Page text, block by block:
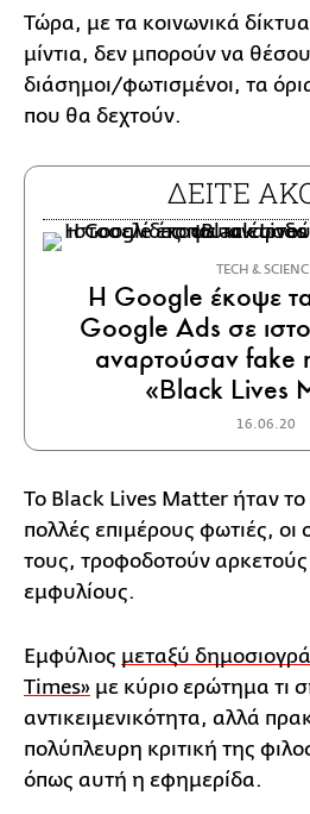
Τώρα, με τα κοινωνικά
μίντια, δεν μπορούν να θέσουν
διάσημοι/φωτισμένοι, τα
που θα δεχτούν.
ΔΕΙΤΕ
ΤECH &
Η Google έκοψε
Google Ads σε
αναρτούσαν fake
«Black Lives
16.06.20
Το Black Lives Matter ήταν το
πολλές επιμέρους φωτιές, οι
τους, τροφοδοτούν αρκετούς
εμφυλίους.
Εμφύλιος μεταξύ
Times» με κύριο ερώτημα τι
αντικειμενικότητα, αλλά
πολύπλευρη κριτική της
όπως αυτή η εφημερίδα.